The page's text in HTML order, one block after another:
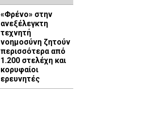
«Φρένο» στην
ανεξέλεγκτη
τεχνητή
νοημοσύνη ζητούν
περισσότερα από
1.200 στελέχη και
κορυφαίοι
ερευνητές